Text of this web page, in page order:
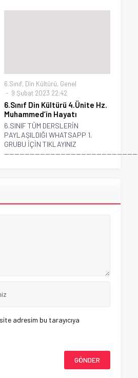
6.Sınıf, Din Kültürü, Genel
9 Şubat 2023 22:42
6.Sınıf Din Kültürü 4.Ünite Hz.
Muhammed’in Hayatı
6.SINIF TÜM DERSLERİN
PAYLAŞILDIĞI WHATSAPP 1.
GRUBU İÇİN TIKLAYINIZ
adresim bu tarayıcıya